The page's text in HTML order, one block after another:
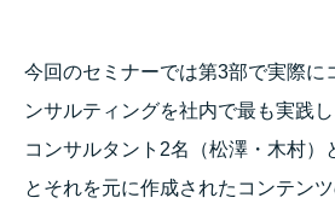
今回のセミナーでは第3部で実際に
ンサルティングを社内で最も実践
コンサルタント2名（松澤・木村）
とそれを元に作成されたコンテン